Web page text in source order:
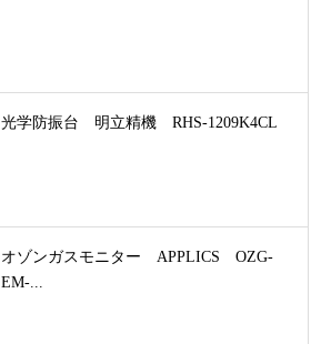
光学防振台 明立精機 RHS-1209K4CL
オゾンガスモニター APPLICS OZG-
EM-...